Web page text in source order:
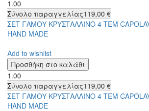
1.00
Σύνολο παραγγελίας119,00 €
ΣΕΤ ΓΑΜΟΥ ΚΡΥΣΤΑΛΛΙΝΟ 4 ΤΕΜ
HAND MADE
Add to wishlist
1.00
Σύνολο παραγγελίας119,00 €
ΣΕΤ ΓΑΜΟΥ ΚΡΥΣΤΑΛΛΙΝΟ 4 ΤΕΜ
HAND MADE